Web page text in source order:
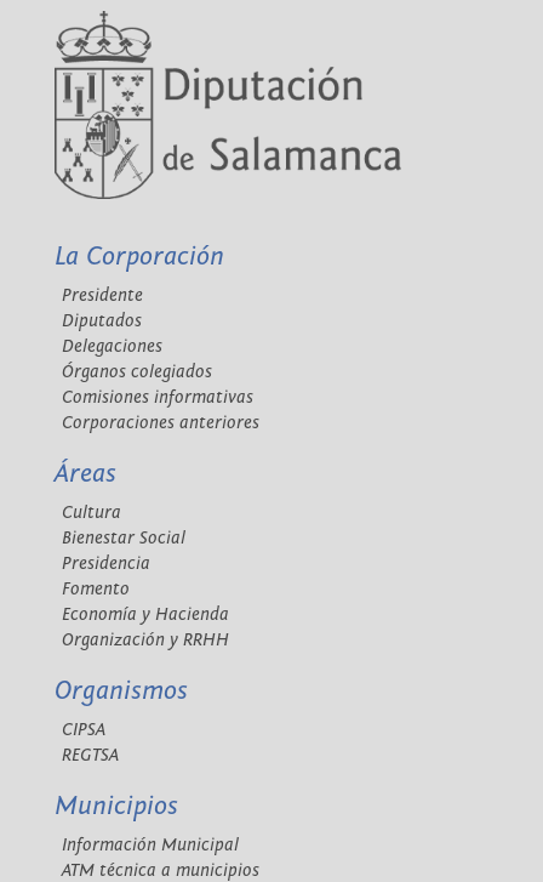
La Corporación
Presidente
Diputados
Delegaciones
Órganos colegiados
Comisiones informativas
Corporaciones anteriores
Áreas
Cultura
Bienestar Social
Presidencia
Fomento
Economía y Hacienda
Organización y RRHH
Organismos
CIPSA
REGTSA
Municipios
Información Municipal
ATM técnica a municipios